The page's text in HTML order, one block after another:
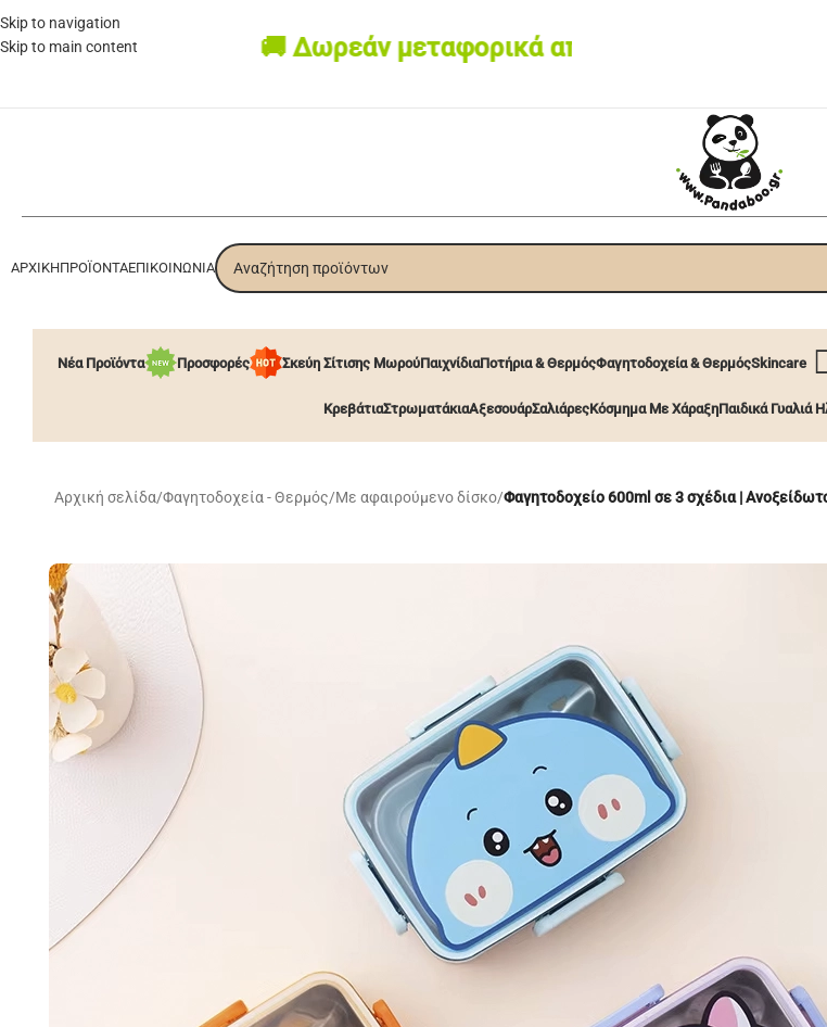
Skip to navigation
Skip to main content
🚚 Δωρεάν μεταφορικά από 60€ • Box now με 2€
ΑΡΧΙΚΉΠΡΟΪΌΝΤΑΕΠΙΚΟΙΝΩΝΊΑ
Νέα Προϊόντα Προσφορές Σκεύη Σίτισης ΜωρούΠαιχνίδιαΠοτήρια & ΘερμόςΦαγητοδοχεία & ΘερμόςSkincare
ΚρεβάτιαΣτρωματάκιαΑξεσουάρΣαλιάρεςΚόσμημα Με ΧάραξηΠαιδικά Γυαλιά
Αρχική σελίδα/Φαγητοδοχεία - Θερμός/Με αφαιρούμενο δίσκο/Φαγητοδοχείο 600ml σε 3 σχέδια |